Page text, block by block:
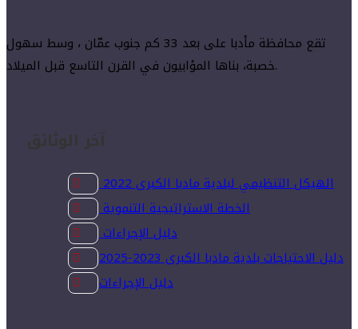
تقع محافظة مأدبا على بعد 33 كم جنوب عمّان ، وسط سهول
خصبة، بناها المؤابيون في القرن التاسع قبل الميلاد.
آخر الوثائق
الهيكل التنظيمي لبلدية مادبا الكبرى 2022
الخطة الاستراتيجية التنموية
دليل الإجراءات
دليل الاحتياجات بلدية مادبا الكبرى 2023-2025
دليل الإجراءات